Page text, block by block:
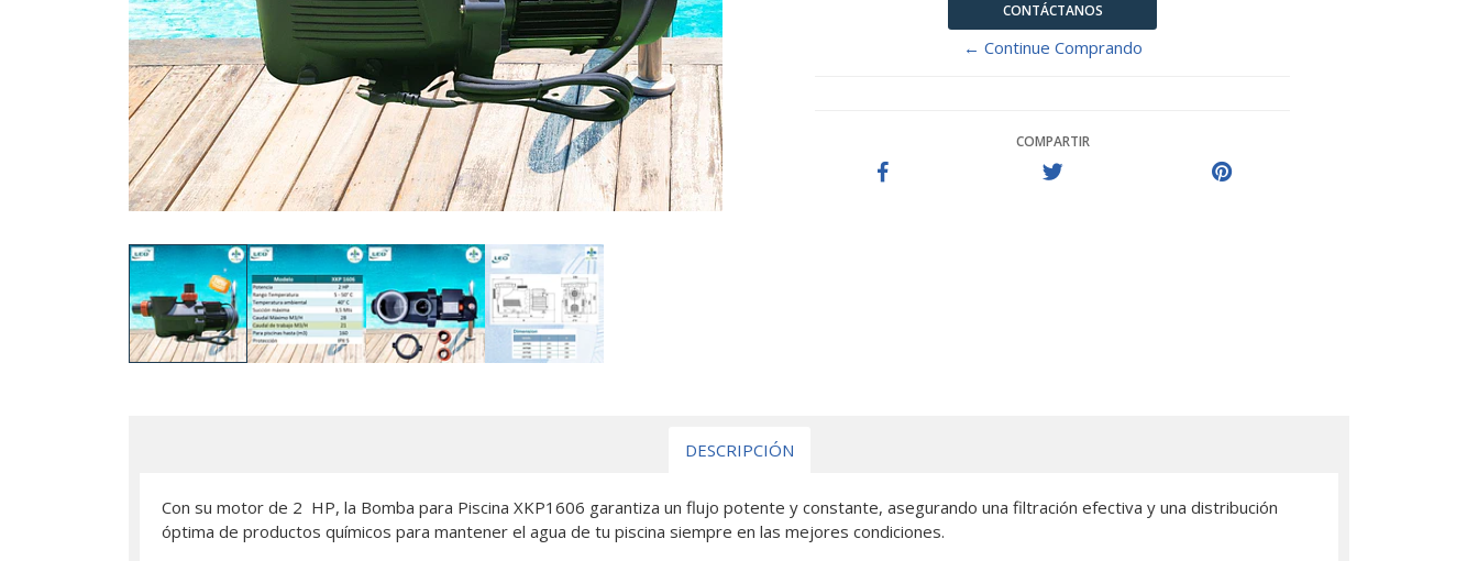
CONTÁCTANOS
← Continue Comprando
COMPARTIR
DESCRIPCIÓN
Con su motor de 2 HP, la Bomba para Piscina XKP1606 garantiza un flujo potente y constante, asegurando una filtración efectiva y una distribución
óptima de productos químicos para mantener el agua de tu piscina siempre en las mejores condiciones.